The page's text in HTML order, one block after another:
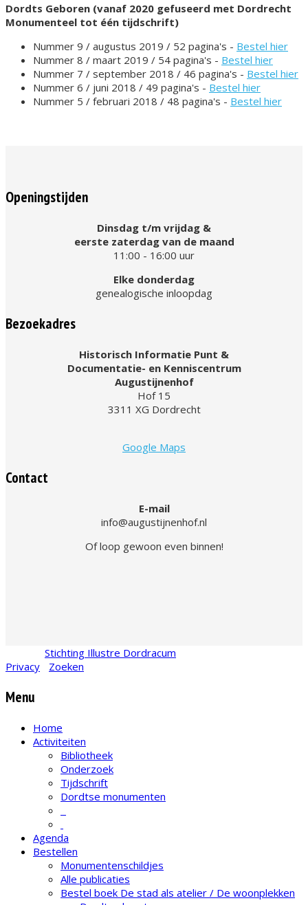
Dordts Geboren (vanaf 2020 gefuseerd met Dordrecht
Monumenteel tot één tijdschrift)
Nummer 9 / augustus 2019 / 52 pagina's - Bestel hier
Nummer 8 / maart 2019 / 54 pagina's - Bestel hier
Nummer 7 / september 2018 / 46 pagina's - Bestel hier
Nummer 6 / juni 2018 / 49 pagina's - Bestel hier
Nummer 5 / februari 2018 / 48 pagina's - Bestel hier
Openingstijden
Dinsdag t/m vrijdag &
eerste zaterdag van de maand
11:00 - 16:00 uur
Elke donderdag
genealogische inloopdag
Bezoekadres
Historisch Informatie Punt &
Documentatie- en Kenniscentrum
Augustijnenhof
Hof 15
3311 XG Dordrecht
Google Maps
Contact
E-mail
info@augustijnenhof.nl
Of loop gewoon even binnen!
Stichting Illustre Dordracum
Privacy
Zoeken
Menu
Home
Activiteiten
Bibliotheek
Onderzoek
Tijdschrift
Dordtse monumenten
Agenda
Bestellen
Monumentenschildjes
Alle publicaties
Bestel boek De stad als atelier / De woonplekken